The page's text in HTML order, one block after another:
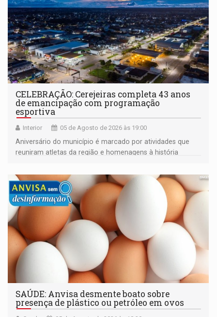
CELEBRAÇÃO: Cerejeiras completa 43 anos
de emancipação com programação
esportiva
Interior 05 de Agosto de 2026 às 19:00
Aniversário do município é marcado por atividades que
reuniram atletas da região e homenagens à história
SAÚDE: Anvisa desmente boato sobre
presença de plástico ou petróleo em ovos